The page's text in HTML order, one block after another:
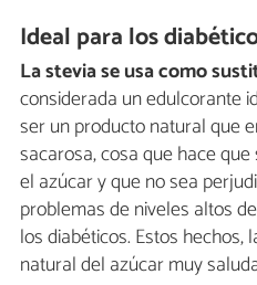
Ideal para los
La stevia se usa como
considerada un edulcorante
ser un producto natural que
sacarosa, cosa que hace
el azúcar y que no sea
problemas de niveles altos
los diabéticos. Estos
natural del azúcar muy